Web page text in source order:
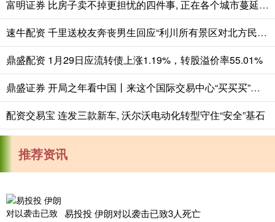
富明证券 比房子卖不掉更担忧的四件事, 正在各个城市蔓延, 老百姓要警惕
速牛配资 千里送校友奔丧男生回应“利川所有景区对北方民大师生免费”：感谢整座城市的温柔回应
鼎盛配资 1月29日应流转债上涨1.19%，转股溢价率55.01%
鼎盛证券 开局之年看中国丨来这个国际交易中心“买买买”，真香！
配资交易宝 连发三款新车, 沃尔沃电动化转型守住“安全”基石
推荐资讯
易投投 伊朗对以袭击已致3人死亡